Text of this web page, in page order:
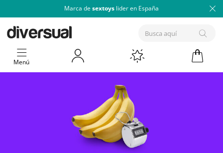
Marca de sextoys lider en España
Menú